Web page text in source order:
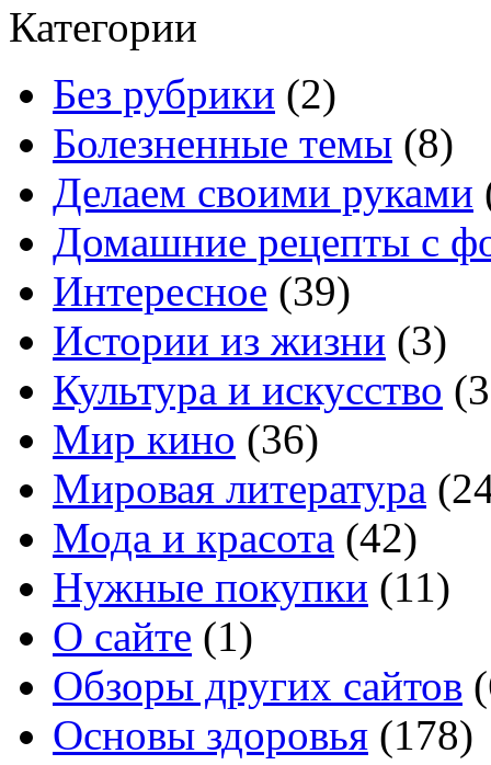
Категории
Без рубрики (2)
Болезненные темы (8)
Делаем своими руками
Домашние рецепты с
Интересное (39)
Истории из жизни (3)
Культура и искусство
Мир кино (36)
Мировая литература
Мода и красота (42)
Нужные покупки (11)
О сайте (1)
Обзоры других сайтов
Основы здоровья (178)